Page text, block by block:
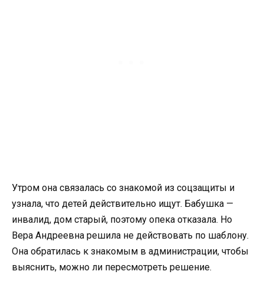
Утром она связалась со знакомой из соцзащиты и
узнала, что детей действительно ищут. Бабушка —
инвалид, дом старый, поэтому опека отказала. Но
Вера Андреевна решила не действовать по шаблону.
Она обратилась к знакомым в администрации, чтобы
выяснить, можно ли пересмотреть решение.